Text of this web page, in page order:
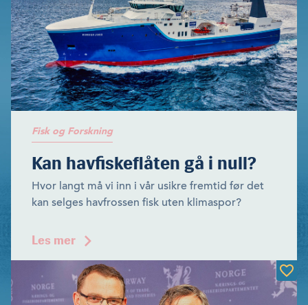
Fisk og Forskning
Kan havfiskeflåten gå i null?
Hvor langt må vi inn i vår usikre fremtid før det
kan selges havfrossen fisk uten klimaspor?
Les mer